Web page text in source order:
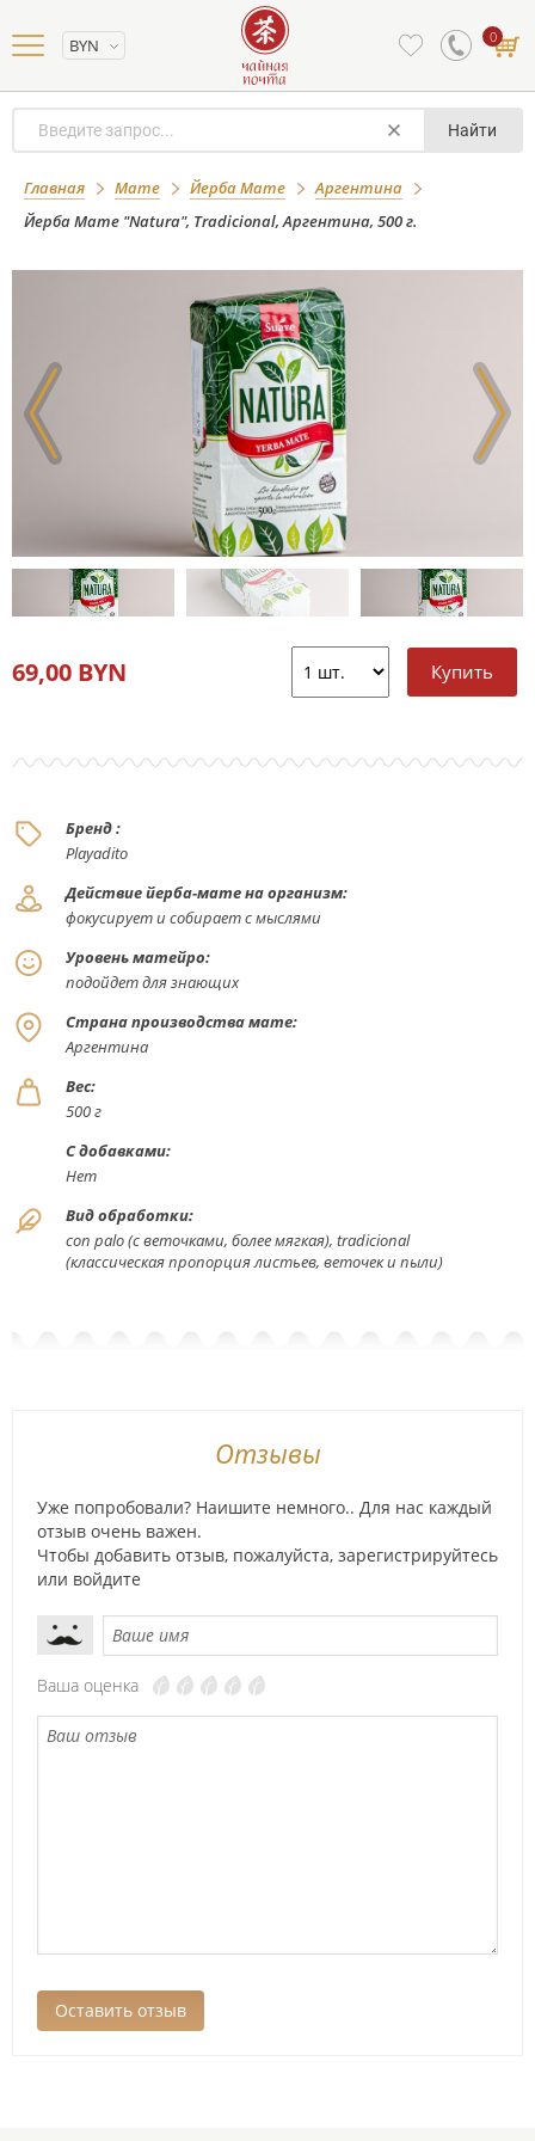
BYN 0
Найти
Главная Мате Йерба Мате
Аргентина
Йерба Мате "Natura", Tradicional, Аргентина, 500 г.
Йерба Мате "Natura", Tradicional,
Аргентина, 500 г.
69,00 BYN
Бренд :
Playadito
Действие йерба-мате на организм:
фокусирует и собирает с мыслями
Уровень матейро:
подойдет для знающих
Страна производства мате:
Аргентина
Вес:
500 г
С добавками:
Нет
Вид обработки:
con palo (с веточками, более мягкая), tradicional
(классическая пропорция листьев, веточек и пыли)
Отзывы
Уже попробовали? Наишите немного.. Для нас каждый
отзыв очень важен.
Чтобы добавить отзыв, пожалуйста, зарегистрируйтесь
или войдите
Ваша оценка